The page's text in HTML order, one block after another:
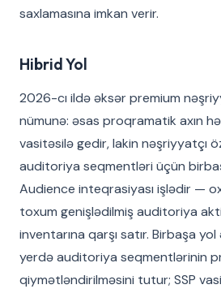
saxlamasına imkan verir.
Hibrid Yol
2026-cı ildə əksər premium
nümunə: əsas proqramatik axın
vasitəsilə gedir, lakin nəşriyyatçı
auditoriya seqmentləri üçün
Audience inteqrasiyası işlədir —
toxum genişlədilmiş auditoriya
inventarına qarşı satır. Birbaşa
yerdə auditoriya seqmentlərinin
qiymətləndirilməsini tutur; SSP